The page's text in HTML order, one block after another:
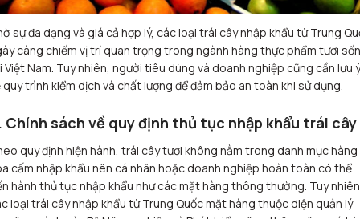
sự đa dạng và giá cả hợp lý, các loại trái cây nhập khẩu từ Trung
càng chiếm vị trí quan trọng trong ngành hàng thực phẩm tươi
Việt Nam. Tuy nhiên, người tiêu dùng và doanh nghiệp cũng cần lưu ý
quy trình kiểm dịch và chất lượng để đảm bảo an toàn khi sử dụng.
Chính sách về quy định thủ tục nhập khẩu trái cây
quy định hiện hành, trái cây tươi không nằm trong danh mục hàng
cấm nhập khẩu nên cá nhân hoặc doanh nghiệp hoàn toàn có thể
hành thủ tục nhập khẩu như các mặt hàng thông thường. Tuy
loại trái cây nhập khẩu từ Trung Quốc mặt hàng thuộc diện quản lý